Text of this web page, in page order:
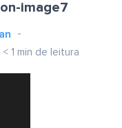
image7
< 1 min de leitura